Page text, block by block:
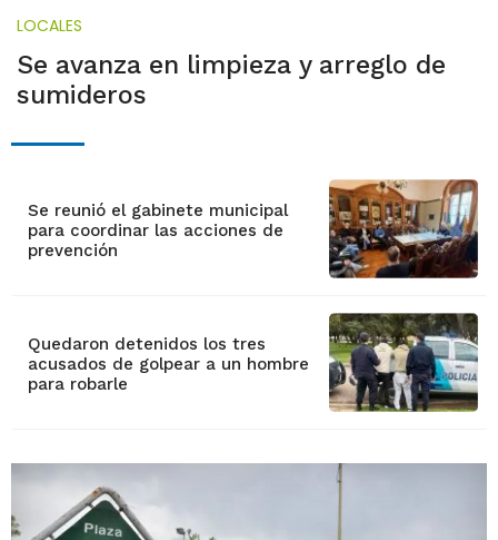
LOCALES
Se avanza en limpieza y arreglo de
sumideros
Se reunió el gabinete municipal
para coordinar las acciones de
prevención
Quedaron detenidos los tres
acusados de golpear a un hombre
para robarle